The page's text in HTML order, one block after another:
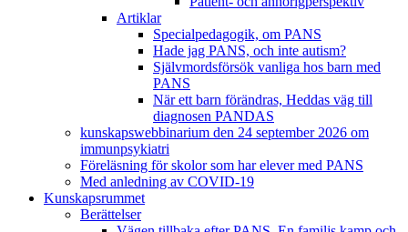
Artiklar
Specialpedagogik, om PANS
Hade jag PANS, och inte autism?
Självmordsförsök vanliga hos barn med
PANS
När ett barn förändras, Heddas väg till
diagnosen PANDAS
kunskapswebbinarium den 24 september 2026 om
immunpsykiatri
Föreläsning för skolor som har elever med PANS
Med anledning av COVID-19
Kunskapsrummet
Berättelser